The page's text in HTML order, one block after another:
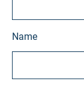
Name